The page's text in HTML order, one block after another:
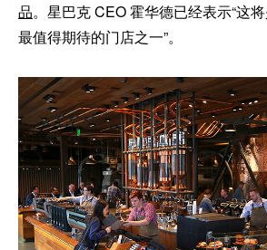
品。星巴克 CEO 霍华德已经表示“这
最值得期待的门店之一”。